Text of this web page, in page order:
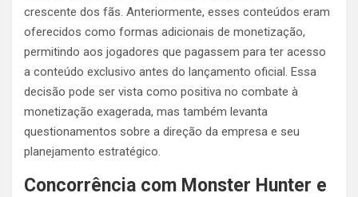
crescente dos fãs. Anteriormente, esses conteúdos eram
oferecidos como formas adicionais de monetização,
permitindo aos jogadores que pagassem para ter acesso
a conteúdo exclusivo antes do lançamento oficial. Essa
decisão pode ser vista como positiva no combate à
monetização exagerada, mas também levanta
questionamentos sobre a direção da empresa e seu
planejamento estratégico.
Concorrência com Monster Hunter e